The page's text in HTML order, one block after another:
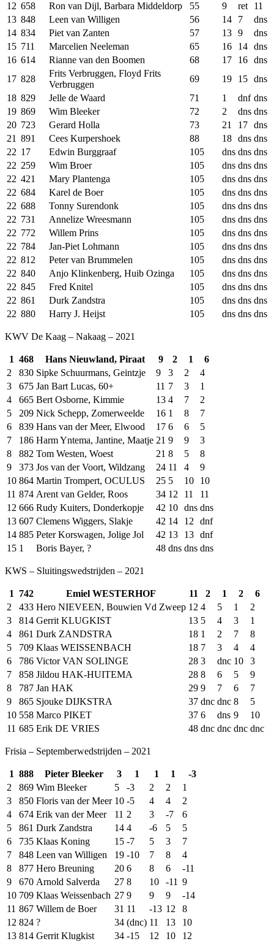
12 658 Ron van Dijl, Barbara Middeldorp 55 9 ret
11
13 848 Leen van Willigen 56 14 7
dns
14 834 Piet van Zanten 57 13 9
dns
15 711 Marcelien Neeleman 65 16 14 dns
16 614 Rianne van den Boomen 68 17 16 dns
17 828
Frits Verbruggen, Floyd Frits
Verbruggen
69 19 15 dns
18 829 Jelle de Waard 71 1 dnf dns
19 869 Wim Bleeker 72 2 dns dns
20 723 Gerard Holla 73 21 17 dns
21 891 Cees Kurpershoek 88 18 dns dns
22 17 Edwin Burggraaf 105 dns dns dns
22 259 Wim Broer 105 dns dns dns
22 421 Mary Plantenga 105 dns dns dns
22 684 Karel de Boer 105 dns dns dns
22 688 Tonny Surendonk 105 dns dns dns
22 731 Annelize Wreesmann 105 dns dns dns
22 772 Willem Prins 105 dns dns dns
22 784 Jan-Piet Lohmann 105 dns dns dns
22 812 Peter van Brummelen 105 dns dns dns
22 840 Anjo Klinkenberg, Huib Ozinga 105 dns dns dns
22 845 Fred Knitel 105 dns dns dns
22 861 Durk Zandstra 105 dns dns dns
22 880 Harry J. Heijst 105 dns dns dns
KWV De Kaag – Nakaag – 2021
1 468 Hans Nieuwland, Piraat 9 2 1
6
2
830 Sipke Schuurmans, Geintzje 9 3 2
4
3
675 Jan Bart Lucas, 60+ 11 7 3
1
4
665 Bert Osborne, Kimmie 13 4 7
2
5
209 Nick Schepp, Zomerweelde 16 1 8
7
6
839 Hans van der Meer, Elwood 17 6 6
5
7
186 Harm Yntema, Jantine, Maatje 21 9 9
3
8
882 Tom Westen, Woest 21 8 5
8
9
373 Jos van der Voort, Wildzang 24 11 4
9
10 864 Martin Trompert, OCULUS 25 5 10
10
11 874 Arent van Gelder, Roos 34 12 11
11
12 666 Rudy Kuiters, Donderkopje 42 10 dns dns
13 607 Clemens Wiggers, Slakje 42 14 12
dnf
14 885 Peter Korswagen, Jolige Jol 42 13 13 dnf
15 1 Boris Bayer, ? 48 dns dns dns
KWS – Sluitingswedstrijden – 2021
1 742 Emiel WESTERHOF 11 2 1 2
6
2
433 Hero NIEVEEN, Bouwien Vd Zweep 12 4 5 1
2
3
814 Gerrit KLUGKIST 13 5 4 3
1
4
861 Durk ZANDSTRA 18 1 2 7
8
5
709 Klaas WEISSENBACH 18 7 3 4
4
6
786 Victor VAN SOLINGE 28 3 dnc 10
3
7
858 Jildou HAK-HUITEMA 28 8 6 5
9
8
787 Jan HAK 29 9 7 6
7
9
865 Sjouke DIJKSTRA 37 dnc dnc 8
5
10 558 Marco PIKET 37 6 dns 9
10
11 685 Erik DE VRIES 48 dnc dnc dnc dnc
Frisia – Septemberwedstrijden – 2021
1 888 Pieter Bleeker 3 1 1 1
-3
2
869 Wim Bleeker 5 -3 2 2
1
3
850 Floris van der Meer 10 -5 4 4
2
4
674 Erik van der Meer 11 2 3 -7
6
5
861 Durk Zandstra 14 4 -6 5
5
6
735 Klaas Koning 15 -7 5 3
7
7
848 Leen van Willigen 19 -10 7 8
4
8
877 Hero Breuning 20 6 8 6
-11
9
670 Arnold Salverda 27 8 10 -11 9
10 709 Klaas Weissenbach 27 9 9 9
-14
11 867 Willem de Boer 31 11 -13 12
8
12 824 ? 34 (dnc) 11 13
10
13 814 Gerrit Klugkist 34 -15 12 10 12